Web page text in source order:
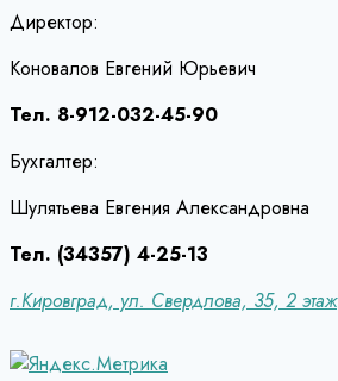
Директор:
Коновалов Евгений Юрьевич
Тел. 8-912-032-45-90
Бухгалтер:
Шулятьева Евгения Александровна
Тел. (34357) 4-25-13
г.Кировград, ул. Свердлова, 35, 2 этаж